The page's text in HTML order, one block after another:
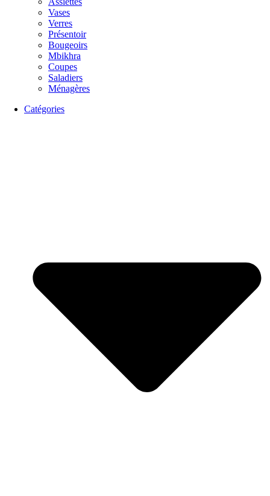
Vases
Verres
Présentoir
Bougeoirs
Mbikhra
Coupes
Saladiers
Ménagères
Catégories